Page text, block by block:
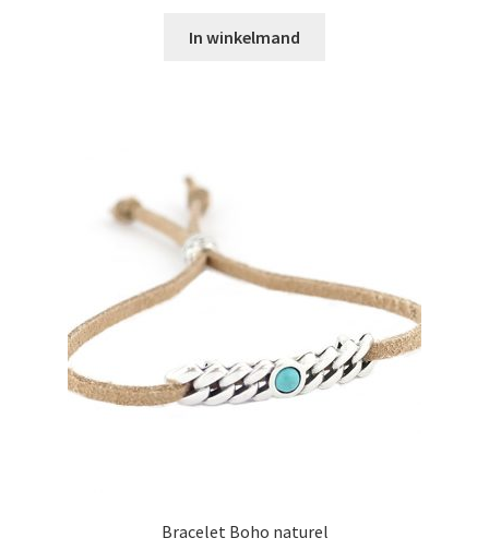
In winkelmand
Bracelet Boho naturel